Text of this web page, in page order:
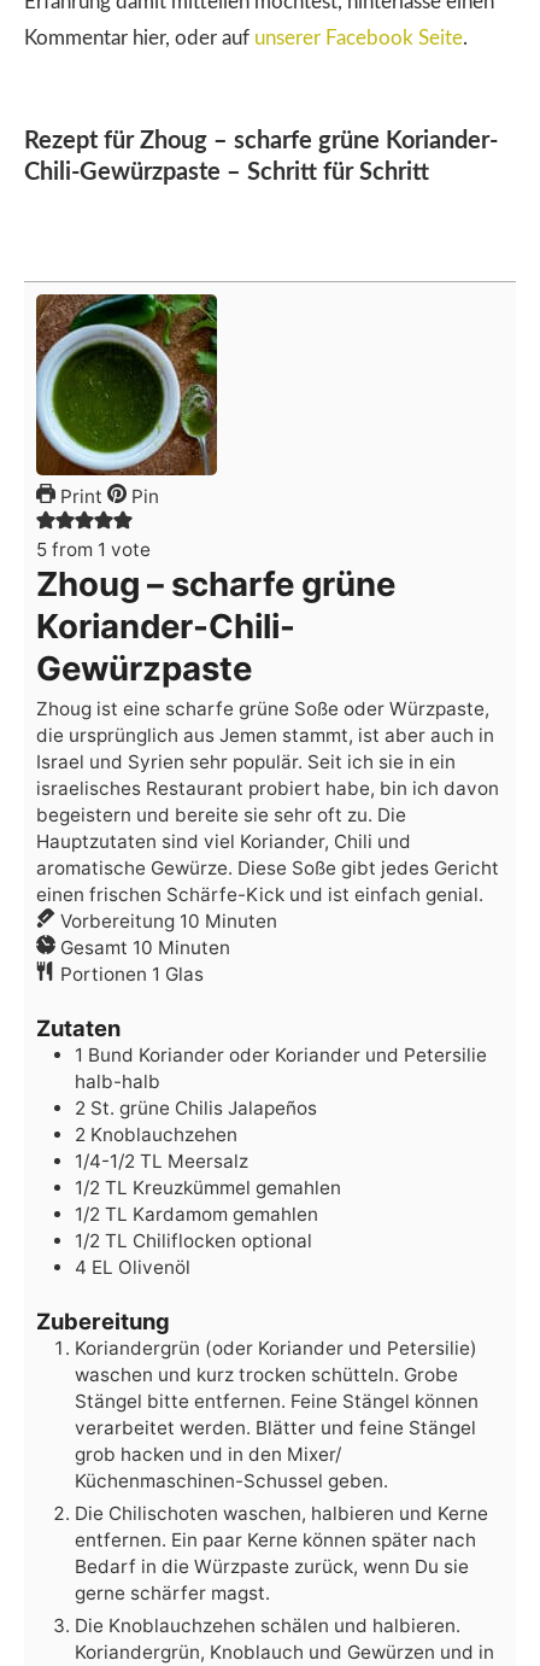
Kommentar hier, oder auf unserer Facebook Seite.
Rezept für Zhoug – scharfe grüne Koriander-
Chili-Gewürzpaste – Schritt für Schritt
Print Pin
5 from 1 vote
Zhoug – scharfe grüne
Koriander-Chili-
Gewürzpaste
Zhoug ist eine scharfe grüne Soße oder Würzpaste,
die ursprünglich aus Jemen stammt, ist aber auch in
Israel und Syrien sehr populär. Seit ich sie in ein
israelisches Restaurant probiert habe, bin ich davon
begeistern und bereite sie sehr oft zu. Die
Hauptzutaten sind viel Koriander, Chili und
aromatische Gewürze. Diese Soße gibt jedes Gericht
einen frischen Schärfe-Kick und ist einfach genial.
Vorbereitung 10 Minuten
Minuten
Gesamt 10 Minuten
Minuten
Portionen 1 Glas
Zutaten
1 Bund Koriander oder Koriander und Petersilie
halb-halb
2 St. grüne Chilis Jalapeños
2 Knoblauchzehen
1/4-1/2 TL Meersalz
1/2 TL Kreuzkümmel gemahlen
1/2 TL Kardamom gemahlen
1/2 TL Chiliflocken optional
4 EL Olivenöl
Zubereitung
Koriandergrün (oder Koriander und Petersilie)
waschen und kurz trocken schütteln. Grobe
Stängel bitte entfernen. Feine Stängel können
verarbeitet werden. Blätter und feine Stängel
grob hacken und in den Mixer/
Küchenmaschinen-Schussel geben.
Die Chilischoten waschen, halbieren und Kerne
entfernen. Ein paar Kerne können später nach
Bedarf in die Würzpaste zurück, wenn Du sie
gerne schärfer magst.
Die Knoblauchzehen schälen und halbieren.
Koriandergrün, Knoblauch und Gewürzen und in